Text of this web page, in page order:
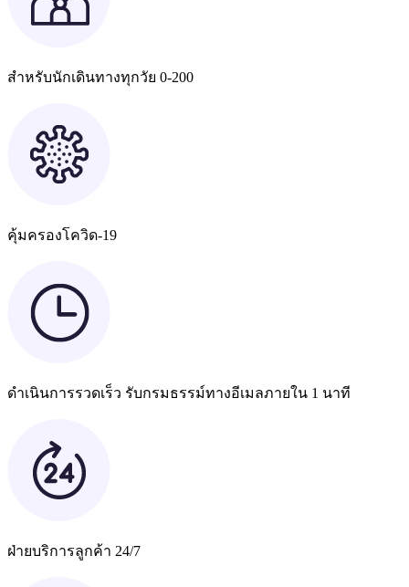
สำหรับนักเดินทางทุกวัย 0-200
คุ้มครองโควิด-19
ดำเนินการรวดเร็ว รับกรมธรรม์ทางอีเมลภายใน 1 นาที
ฝ่ายบริการลูกค้า 24/7